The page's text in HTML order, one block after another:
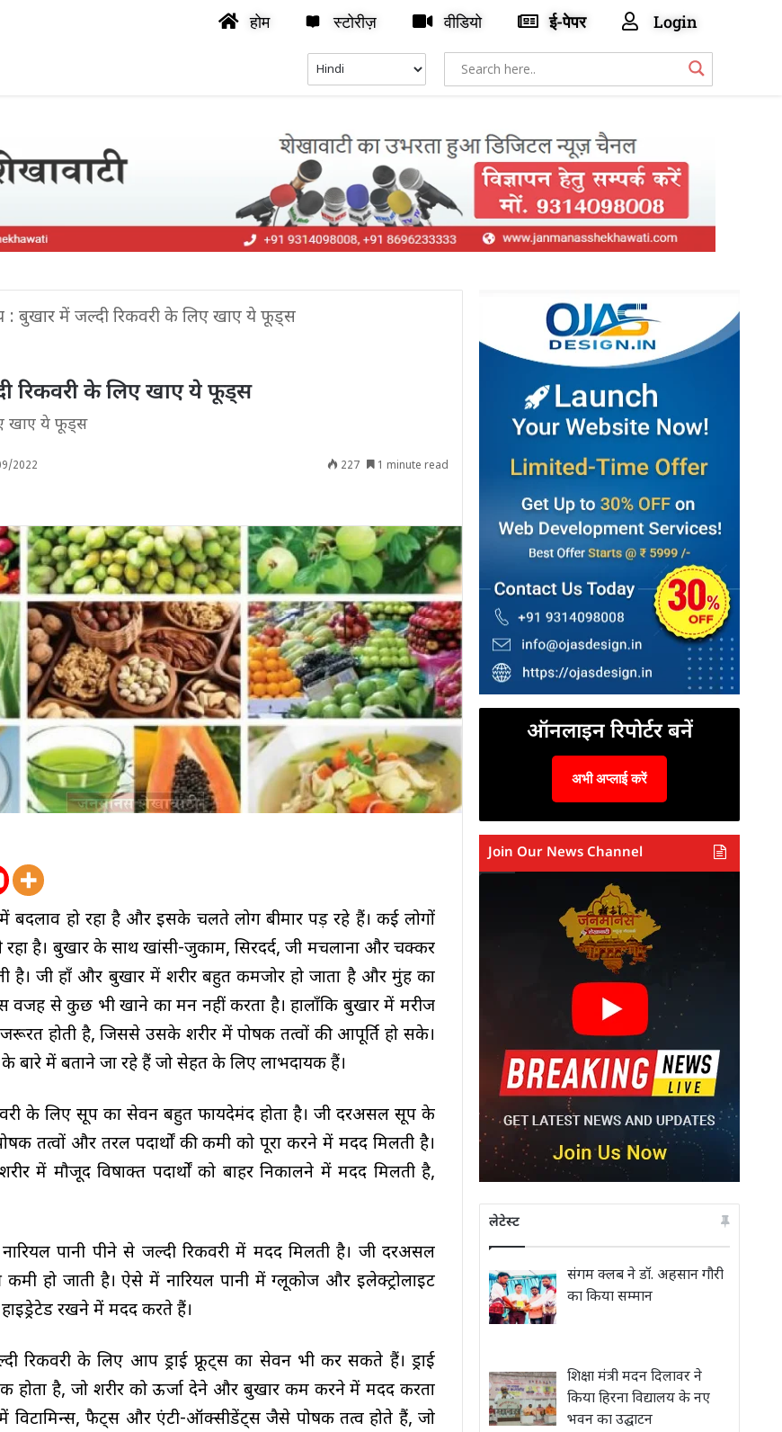
होम स्टोरीज़ वीडियो ई-पेपर Login
: बुखार में जल्दी रिकवरी के लिए खाए ये फूड्स
रिकवरी के लिए खाए ये फूड्स
खाए ये फूड्स
2022 227 1 minute read
बदलाव हो रहा है और इसके चलते लोग बीमार पड़ रहे हैं। कई लोगों
है। बुखार के साथ खांसी-जुकाम, सिरदर्द, जी मचलाना और चक्कर
है। जी हाँ और बुखार में शरीर बहुत कमजोर हो जाता है और मुंह का
वजह से कुछ भी खाने का मन नहीं करता है। हालाँकि बुखार में मरीज
होती है, जिससे उसके शरीर में पोषक तत्वों की आपूर्ति हो सके।
में बताने जा रहे हैं जो सेहत के लिए लाभदायक हैं।
के लिए सूप का सेवन बहुत फायदेमंद होता है। जी दरअसल सूप के
तत्वों और तरल पदार्थों की कमी को पूरा करने में मदद मिलती है।
में मौजूद विषाक्त पदार्थों को बाहर निकालने में मदद मिलती है,
पानी पीने से जल्दी रिकवरी में मदद मिलती है। जी दरअसल
हो जाती है। ऐसे में नारियल पानी में ग्लूकोज और इलेक्ट्रोलाइट
रखने में मदद करते हैं।
रिकवरी के लिए आप ड्राई फ्रूट्स का सेवन भी कर सकते हैं। ड्राई
होता है, जो शरीर को ऊर्जा देने और बुखार कम करने में मदद करता
में विटामिन्स, फैट्स और एंटी-ऑक्सीडेंट्स जैसे पोषक तत्व होते हैं, जो
ऑनलाइन रिपोर्टर बनें
अभी अप्लाई करें
Join Our News Channel
लेटेस्ट
संगम क्लब ने डॉ. अहसान गौरी
का किया सम्मान
शिक्षा मंत्री मदन दिलावर ने
किया हिरना विद्यालय के नए
भवन का उद्घाटन